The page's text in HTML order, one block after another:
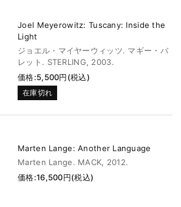
Joel Meyerowitz: Tuscany: Inside the
Light
ジョエル・マイヤーウィッツ. マギー・バ
レット. STERLING, 2003.
価格:5,500円(税込)
在庫切れ
Marten Lange: Another Language
Marten Lange. MACK, 2012.
価格:16,500円(税込)